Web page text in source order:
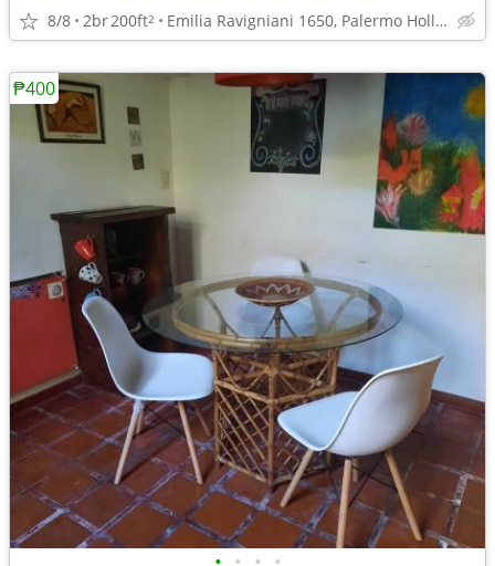
8/8 2br200ft2 Emilia Ravigniani 1650, Palermo Hollywood , Palermo
₱400